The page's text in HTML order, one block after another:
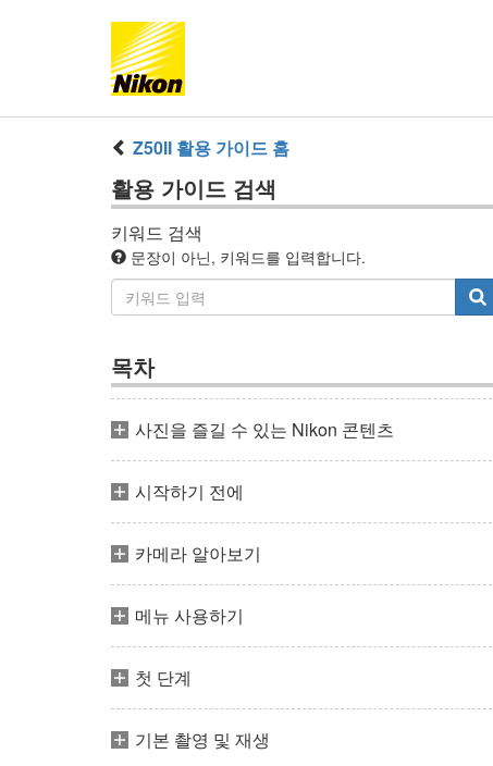
Z50II 활용 가이드 홈
활용 가이드 검색
키워드 검색
문장이 아닌, 키워드를 입력합니다.
목차
사진을 즐길 수 있는 Nikon 콘텐츠
시작하기 전에
카메라 알아보기
메뉴 사용하기
첫 단계
기본 촬영 및 재생